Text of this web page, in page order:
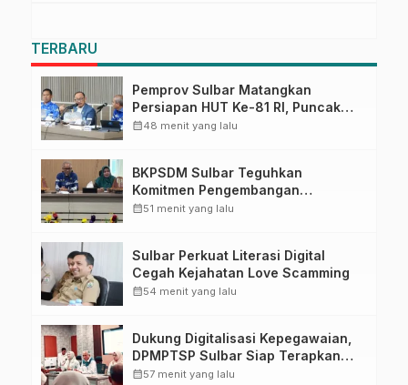
TERBARU
Pemprov Sulbar Matangkan
Persiapan HUT Ke-81 RI, Puncak
Upacara di Lapangan Ahmad
calendar_month48 menit yang lalu
BKPSDM Sulbar Teguhkan
Komitmen Pengembangan
Kompetensi ASN melalui
calendar_month51 menit yang lalu
Sulbar Perkuat Literasi Digital
Cegah Kejahatan Love Scamming
calendar_month54 menit yang lalu
Dukung Digitalisasi Kepegawaian,
DPMPTSP Sulbar Siap Terapkan
Aplikasi FLEKSI ASN
calendar_month57 menit yang lalu